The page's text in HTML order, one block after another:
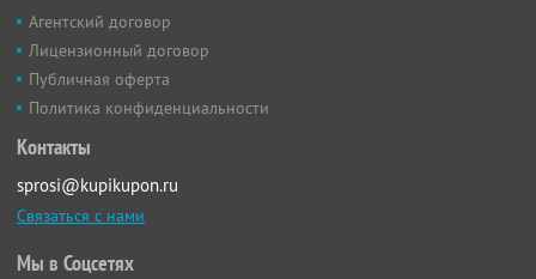
Агентский договор
Лицензионный договор
Публичная оферта
Политика конфиденциальности
Контакты
sprosi@kupikupon.ru
Связаться с нами
Мы в Соцсетях